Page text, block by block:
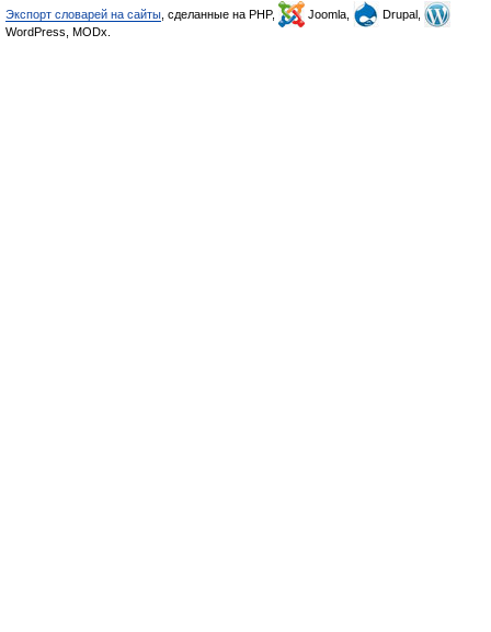
Экспорт словарей на сайты , сделанные на PHP, Joomla,
Drupal,
WordPress, MODx.